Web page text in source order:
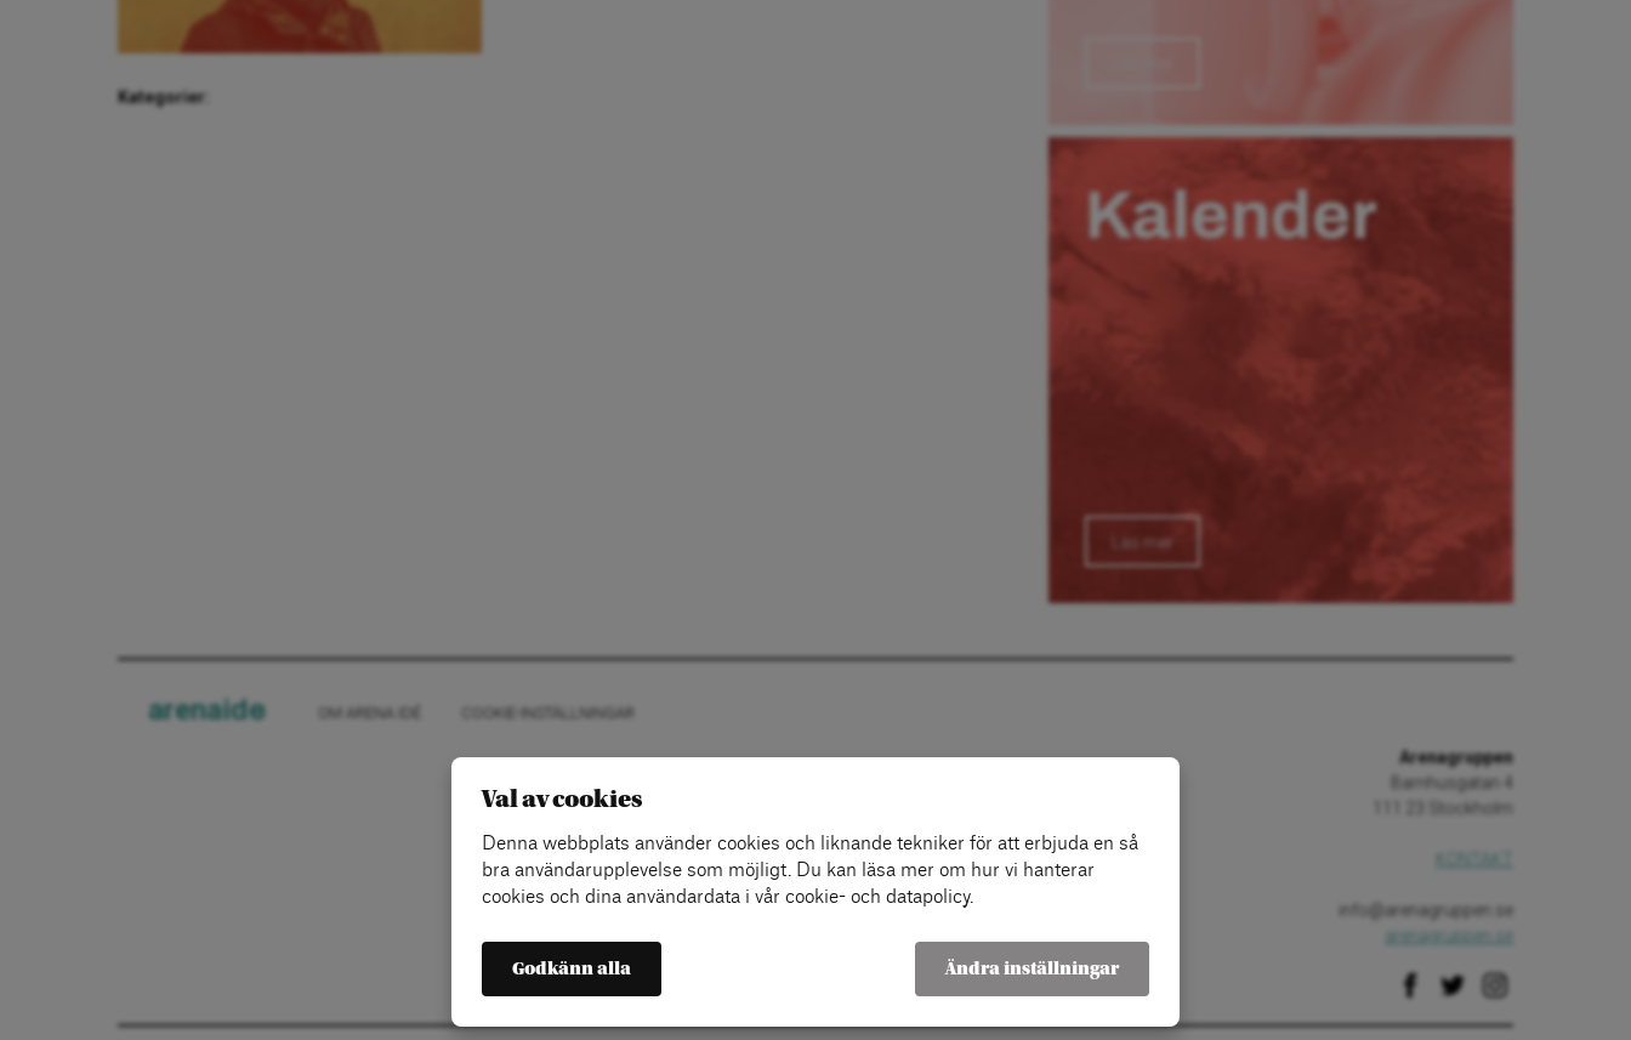
Kategorier:
Kalender
Läs mer
arenaide OM ARENA IDÉ COOKIE-INSTÄLLNINGAR
Arenagruppen
Barnhusgatan 4
111 23 Stockholm
info@arenagruppen.se
arenagruppen.se
Val av cookies
Denna webbplats använder cookies och liknande tekniker för att erbjuda en så
bra användarupplevelse som möjligt. Du kan läsa mer om hur vi hanterar
cookies och dina användardata i vår cookie- och datapolicy.
Godkänn alla Ändra inställningar